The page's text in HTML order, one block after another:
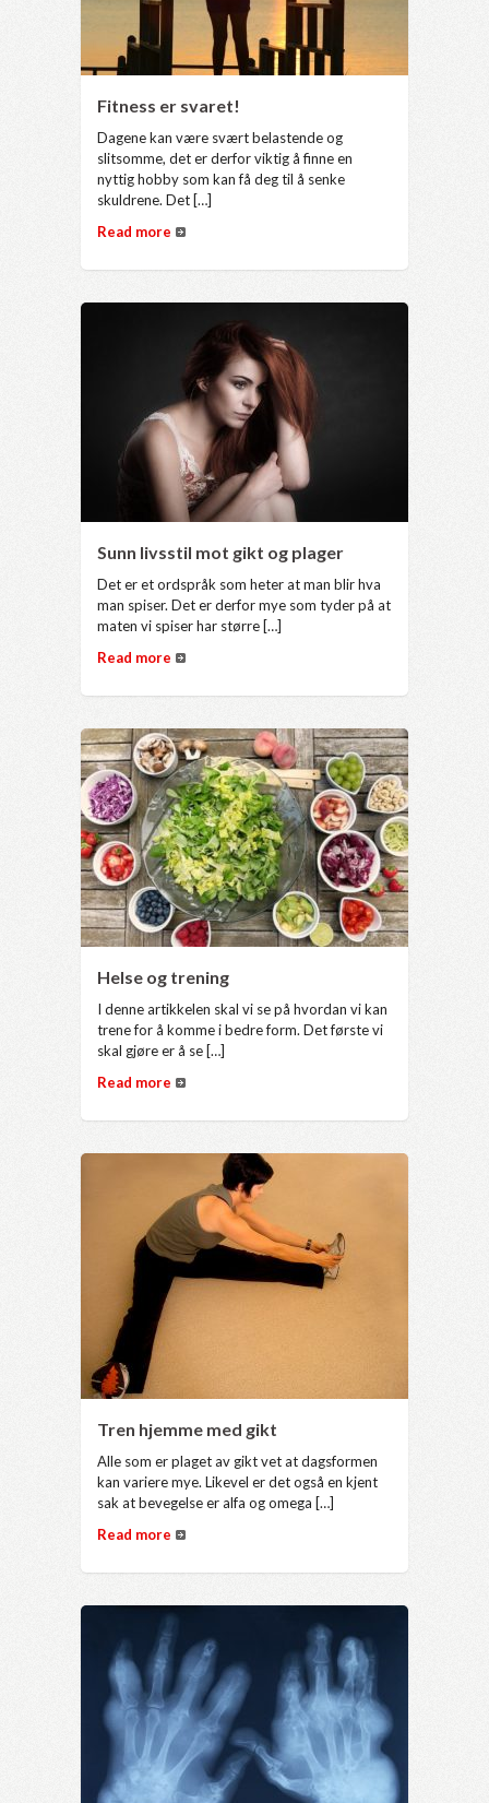
Fitness er svaret!
Dagene kan være svært belastende og
slitsomme, det er derfor viktig å finne en
nyttig hobby som kan få deg til å senke
skuldrene. Det […]
Read more
Sunn livsstil mot gikt og plager
Det er et ordspråk som heter at man blir hva
man spiser. Det er derfor mye som tyder på at
maten vi spiser har større […]
Read more
Helse og trening
I denne artikkelen skal vi se på hvordan vi kan
trene for å komme i bedre form. Det første vi
skal gjøre er å se […]
Read more
Tren hjemme med gikt
Alle som er plaget av gikt vet at dagsformen
kan variere mye. Likevel er det også en kjent
sak at bevegelse er alfa og omega […]
Read more